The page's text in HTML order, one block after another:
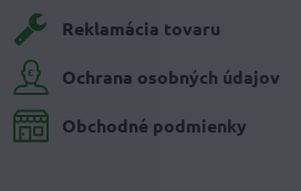
Reklamácia tovaru
Ochrana osobných údajov
Obchodné podmienky